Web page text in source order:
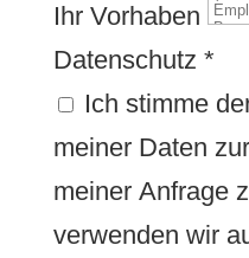
Ihr Vorhaben
Datenschutz *
meiner Daten
meiner Anfrage
verwenden wir